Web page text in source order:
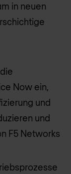
in neuen
Now ein,
und
und
F5 Networks